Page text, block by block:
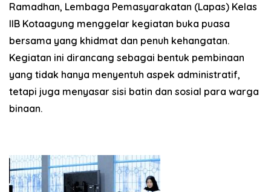
Ramadhan, Lembaga Pemasyarakatan (Lapas) Kelas
IIB Kotaagung menggelar kegiatan buka puasa
bersama yang khidmat dan penuh kehangatan.
Kegiatan ini dirancang sebagai bentuk pembinaan
yang tidak hanya menyentuh aspek administratif,
tetapi juga menyasar sisi batin dan sosial para warga
binaan.